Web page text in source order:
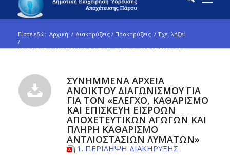
Είστε εδώ: Αρχική / Διακηρύξεις / Προκηρύξεις / Έχει λήξει
/
ΑΝΟΙΚΤΟΣ ΔΙΑΓΩΝΙΣΜΟΣ ΓΙΑ ΤOΝ «ΈΛΕΓΧΟ, ΚΑΘΑΡΙΣΜΟ ΚΑΙ
ΣΥΝΗΜΜΕΝΑ ΑΡΧΕΙΑ
ΑΝΟΙΚΤΟΥ ΔΙΑΓΩΝΙΣΜΟΥ ΓΙΑ
ΓΙΑ ΤOΝ «ΈΛΕΓΧΟ, ΚΑΘΑΡΙΣΜΟ
ΚΑΙ ΕΠΙΣΚΕΥΗ ΕΙΣΡΟΩΝ
ΑΠΟΧΕΤΕΥΤΙΚΩΝ ΑΓΩΓΩΝ ΚΑΙ
ΠΛΗΡΗ ΚΑΘΑΡΙΣΜΟ
ΑΝΤΛΙΟΣΤΑΣΙΩΝ ΛΥΜΑΤΩΝ»
1. ΠΕΡΙΛΗΨΗ ΔΙΑΚΗΡΥΞΗΣ